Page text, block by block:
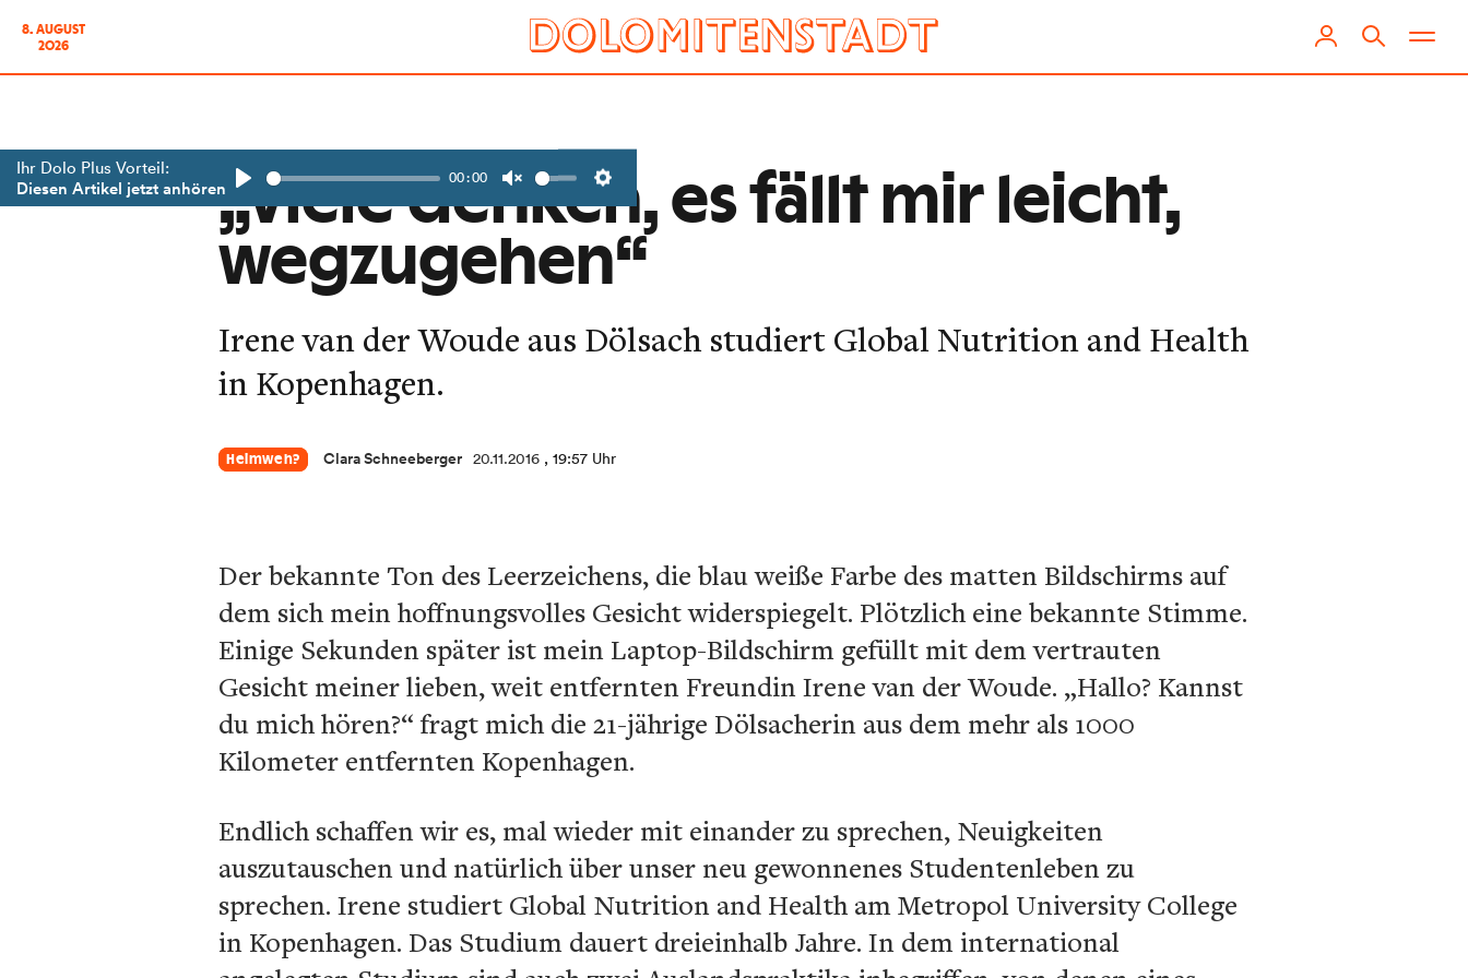
8. AUGUST
2026
Ihr Dolo Plus Vorteil:
Diesen Artikel jetzt anhören 00:00
Settings
„Viele denken, es fällt mir leicht,
wegzugehen“
Irene van der Woude aus Dölsach studiert Global Nutrition and Health
in Kopenhagen.
Heimweh? Clara Schneeberger 20.11.2016 , 19:57 Uhr
Der bekannte Ton des Leerzeichens, die blau weiße Farbe des matten Bildschirms auf
dem sich mein hoffnungsvolles Gesicht widerspiegelt. Plötzlich eine bekannte Stimme.
Einige Sekunden später ist mein Laptop-Bildschirm gefüllt mit dem vertrauten
Gesicht meiner lieben, weit entfernten Freundin Irene van der Woude. „Hallo? Kannst
du mich hören?“ fragt mich die 21-jährige Dölsacherin aus dem mehr als 1000
Kilometer entfernten Kopenhagen.
Endlich schaffen wir es, mal wieder mit einander zu sprechen, Neuigkeiten
auszutauschen und natürlich über unser neu gewonnenes Studentenleben zu
sprechen. Irene studiert Global Nutrition and Health am Metropol University College
in Kopenhagen. Das Studium dauert dreieinhalb Jahre. In dem international